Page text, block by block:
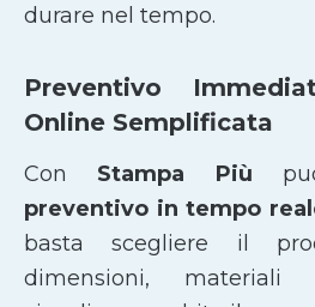
durare nel tempo.
Preventivo
Online Semplificata
Con Stampa Più
preventivo in tempo
basta scegliere il
dimensioni,